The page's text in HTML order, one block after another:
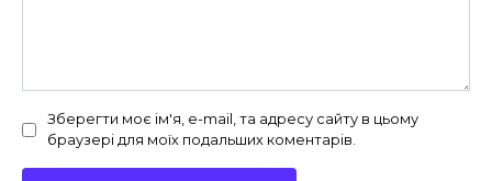
Зберегти моє ім'я, e-mail, та адресу сайту в цьому
браузері для моїх подальших коментарів.